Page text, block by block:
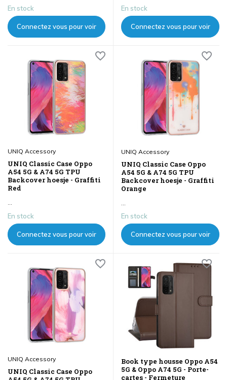
En stock
Connectez vous pour voir
En stock
Connectez vous pour voir
UNIQ Accessory
UNIQ Classic Case Oppo
A54 5G & A74 5G TPU
Backcover hoesje - Graffiti
Red
...
En stock
Connectez vous pour voir
UNIQ Accessory
UNIQ Classic Case Oppo
A54 5G & A74 5G TPU
Backcover hoesje - Graffiti
Orange
En stock
Connectez vous pour voir
UNIQ Accessory
UNIQ Classic Case Oppo
Book type housse Oppo A54
5G & Oppo A74 5G - Porte-
cartes - Fermeture